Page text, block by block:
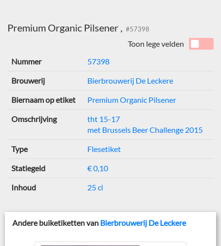
Premium Organic Pilsener , #57398
Toon lege velden
Nummer
57398
Brouwerij Bierbrouwerij De Leckere
Biernaam op etiket Premium Organic Pilsener
Omschrijving
tht 15-17
met Brussels Beer Challenge 2015
Type Flesetiket
Statiegeld € 0,10
Inhoud 25 cl
Andere buiketiketten van Bierbrouwerij De Leckere